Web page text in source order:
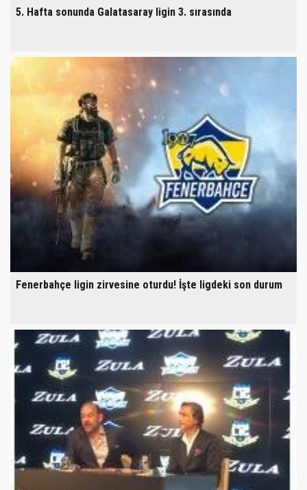
5. Hafta sonunda Galatasaray ligin 3. sırasında
Fenerbahçe ligin zirvesine oturdu! İşte ligdeki son durum